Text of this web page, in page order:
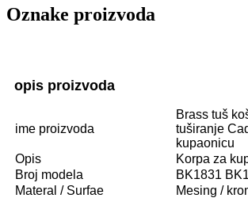
Oznake proizvoda
opis proizvoda
ime proizvoda
Brass tuš
tuširanje
kupaonicu
Opis
Korpa za
Broj modela
BK1831
Materal / Surfae
Mesing /